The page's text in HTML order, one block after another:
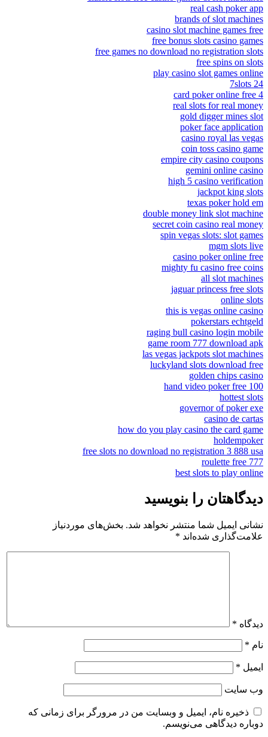
real cash poker app
brands of slot machines
casino slot machine games free
free bonus slots casino games
free games no download no registration slots
free spins on slots
play casino slot games online
24 7slots
4 card poker online free
real slots for real money
gold digger mines slot
poker face application
casino royal las vegas
coin toss casino game
empire city casino coupons
gemini online casino
high 5 casino verification
jackpot king slots
texas poker hold em
double money link slot machine
secret coin casino real money
spin vegas slots: slot games
mgm slots live
casino poker online free
mighty fu casino free coins
all slot machines
jaguar princess free slots
online slots
this is vegas online casino
pokerstars echtgeld
raging bull casino login mobile
game room 777 download apk
las vegas jackpots slot machines
luckyland slots download free
golden chips casino
100 hand video poker free
hottest slots
governor of poker exe
casino de cartas
how do you play casino the card game
holdempoker
free slots no download no registration 3 888 usa
777 roulette free
best slots to play online
دیدگاهتان را بنویسید
نشانی ایمیل شما منتشر نخواهد شد. بخش‌های موردنیاز
علامت‌گذاری شده‌اند *
دیدگاه *
نام *
ایمیل *
وب‌ سایت
ذخیره نام، ایمیل و وبسایت من در مرورگر برای زمانی که
دوباره دیدگاهی می‌نویسم.